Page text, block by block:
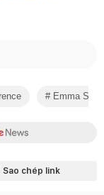
Emma
Sao chép link